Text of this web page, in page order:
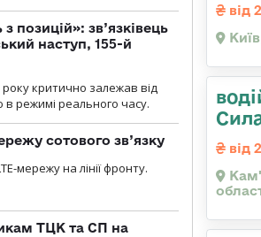
позицій»: зв’язківець
наступ, 155-й
року критично залежав від
режимі реального часу.
сотового зв’язку
мережу на лінії фронту.
ТЦК та СП на
від
від